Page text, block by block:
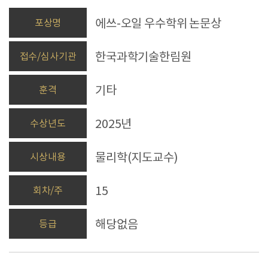
포상명 에쓰-오일 우수학위 논문상
접수/심사기관 한국과학기술한림원
훈격 기타
수상년도 2025년
시상내용 물리학(지도교수)
회차/주 15
등급 해당없음